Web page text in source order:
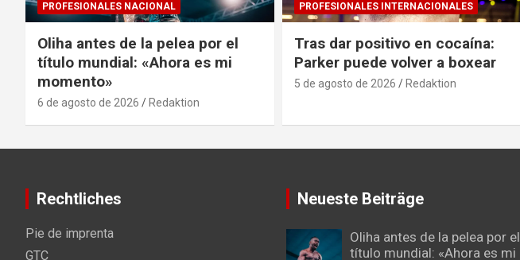
PROFESIONALES NACIONAL
Oliha antes de la pelea por el
título mundial: «Ahora es mi
momento»
6 de agosto de 2026 Redaktion
PROFESIONALES INTERNACIONALES
Tras dar positivo en cocaína:
Parker puede volver a boxear
5 de agosto de 2026 Redaktion
Rechtliches
Pie de imprenta
GTC
Neueste Beiträge
Oliha antes de la pelea por el
título mundial: «Ahora es mi